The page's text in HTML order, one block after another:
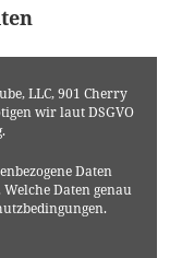
LLC, 901 Cherry
wir laut DSGVO
Daten
Daten genau